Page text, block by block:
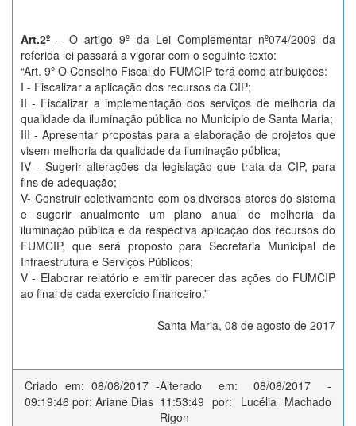
Art.2º– O artigo 9º da Lei Complementar nº074/2009 da
referida lei passará a vigorar com o seguinte texto:
“Art. 9º O Conselho Fiscal do FUMCIP terá como atribuições:
I - Fiscalizar a aplicação dos recursos da CIP;
II - Fiscalizar a implementação dos serviços de melhoria da
qualidade da iluminação pública no Município de Santa Maria;
III - Apresentar propostas para a elaboração de projetos que
visem melhoria da qualidade da iluminação pública;
IV - Sugerir alterações da legislação que trata da CIP, para
fins de adequação;
V- Construir coletivamente com os diversos atores do sistema
e sugerir anualmente um plano anual de melhoria da
iluminação pública e da respectiva aplicação dos recursos do
FUMCIP, que será proposto para Secretaria Municipal de
Infraestrutura e Serviços Públicos;
V - Elaborar relatório e emitir parecer das ações do FUMCIP
ao final de cada exercício financeiro.”
Santa Maria, 08 de agosto de 2017
Criado em: 08/08/2017 -
09:19:46 por: Ariane Dias
Alterado em: 08/08/2017 -
11:53:49 por: Lucélia Machado
Rigon